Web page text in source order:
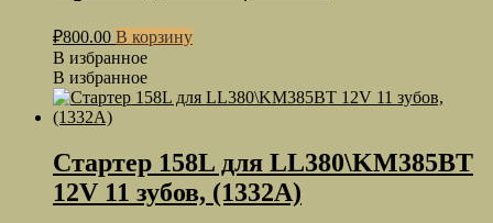
₽800.00 В корзину
В избранное
В избранное
Стартер 158L для LL380\KM385BT
12V 11 зубов, (1332A)